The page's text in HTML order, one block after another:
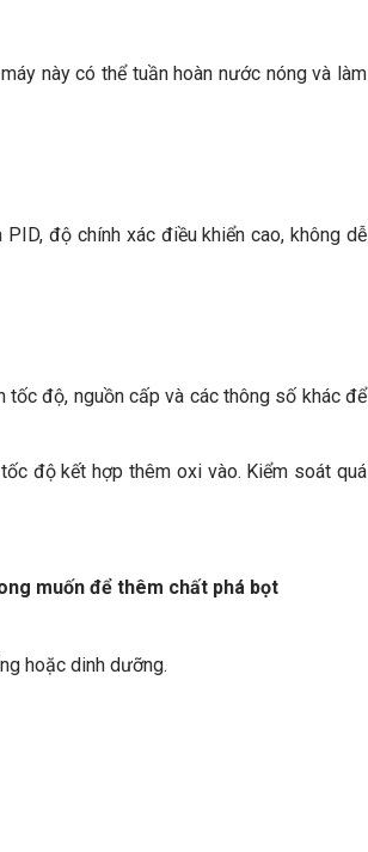
này có thể tuần hoàn nước nóng và làm
độ chính xác điều khiển cao, không dễ
độ, nguồn cấp và các thông số khác để
độ kết hợp thêm oxi vào. Kiểm soát quá
muốn để thêm chất phá bọt
hoặc dinh dưỡng.